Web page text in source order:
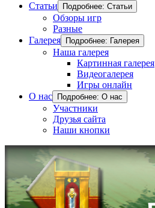
Статьи
Подробнее: Статьи
Обзоры игр
Разные
Галерея
Подробнее: Галерея
Наша галерея
Картинная галерея
Видеогалерея
Игры онлайн
О нас
Подробнее: О нас
Участники
Друзья сайта
Наши кнопки